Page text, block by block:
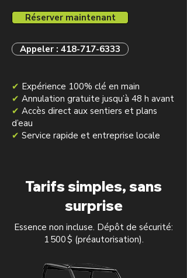
Réserver maintenant
Appeler : 418-717-6333
✔ Expérience 100% clé en main
✔ Annulation gratuite jusqu’à 48 h avant
✔ Accès direct aux sentiers et plans
d’eau
✔ Service rapide et entreprise locale
Tarifs simples, sans
surprise
Essence non incluse. Dépôt de sécurité:
1 500 $ (préautorisation).